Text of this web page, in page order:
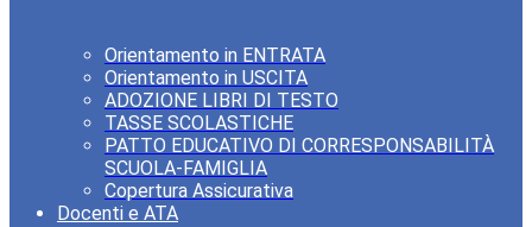
Orientamento in ENTRATA
Orientamento in USCITA
ADOZIONE LIBRI DI TESTO
TASSE SCOLASTICHE
PATTO EDUCATIVO DI CORRESPONSABILITÀ
SCUOLA-FAMIGLIA
Copertura Assicurativa
Docenti e ATA